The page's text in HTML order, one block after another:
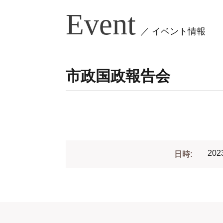
Event ／ イベント情報
市政国政報告会
日時: